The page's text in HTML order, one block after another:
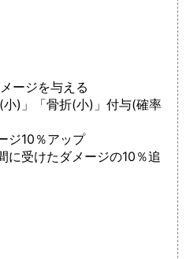
ージを与える
)」「骨折(小)」付与(確率
ジ10％アップ
に受けたダメージの10％追